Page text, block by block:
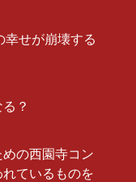
幸せが崩壊する
？
の西園寺コン
ているものを